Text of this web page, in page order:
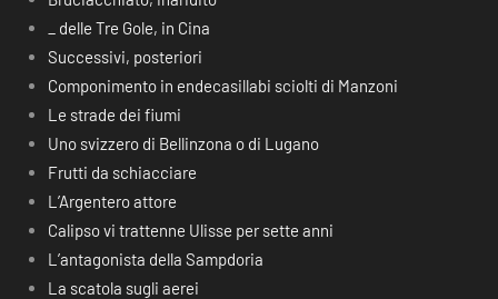
_ delle Tre Gole, in Cina
Successivi, posteriori
Componimento in endecasillabi sciolti di Manzoni
Le strade dei fiumi
Uno svizzero di Bellinzona o di Lugano
Frutti da schiacciare
L’Argentero attore
Calipso vi trattenne Ulisse per sette anni
L’antagonista della Sampdoria
La scatola sugli aerei